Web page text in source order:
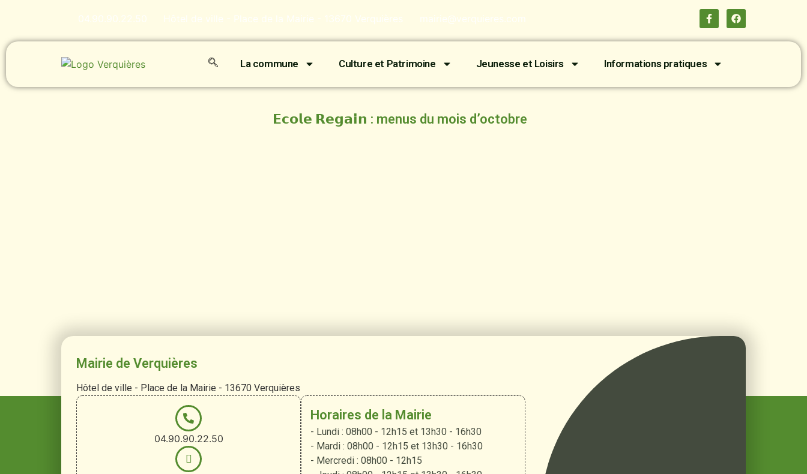
04.90.90.22.50 Hôtel de ville - Place de la Mairie - 13670 Verquières mairie@verquieres.com
La commune Culture et Patrimoine Jeunesse et Loisirs Informations pratiques
𝗘𝗰𝗼𝗹𝗲 𝗥𝗲𝗴𝗮𝗶𝗻 : menus du mois d’octobre
Mairie de Verquières
Hôtel de ville - Place de la Mairie - 13670 Verquières
04.90.90.22.50
Horaires de la Mairie
- Lundi : 08h00 - 12h15 et 13h30 - 16h30
- Mardi : 08h00 - 12h15 et 13h30 - 16h30
- Mercredi : 08h00 - 12h15